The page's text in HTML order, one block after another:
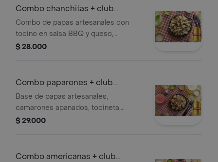
Combo chanchitas + club
colombia dorada
Combo de papas artesanales con
tocino en salsa BBQ y queso,
acompañado de una cerveza Club
$ 28.000
Combo paparones + club
colombia dorada
Base de papas artesanales,
camarones apanados, tocineta,
picadillo (cebolla, tomate, cebollín) y
$ 29.000
Combo americanas + club